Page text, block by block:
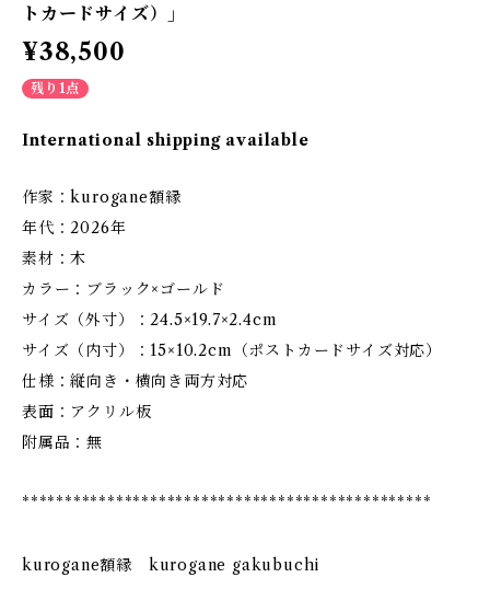
トカードサイズ）」
¥38,500
残り1点
International shipping available
作家：kurogane額縁
年代：2026年
素材：木
カラー：ブラック×ゴールド
サイズ（外寸）：24.5×19.7×2.4cm
サイズ（内寸）：15×10.2cm（ポストカードサイズ対応）
仕様：縦向き・横向き両方対応
表面：アクリル板
附属品：無
************************************************
kurogane額縁 kurogane gakubuchi